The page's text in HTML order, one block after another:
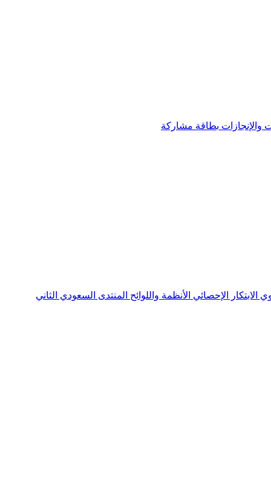
والإنجازات بطاقة مشاركة
الابتكار الإحصائي الأنظمة واللوائح المنتدى السعودي الثاني